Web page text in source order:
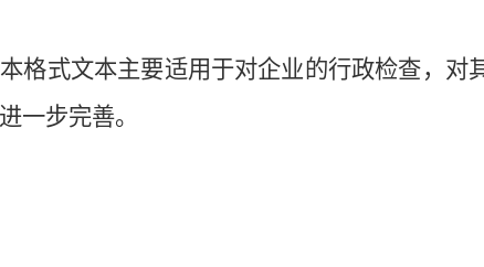
格式文本主要适用于对企业的行政检查，对
进一步完善。